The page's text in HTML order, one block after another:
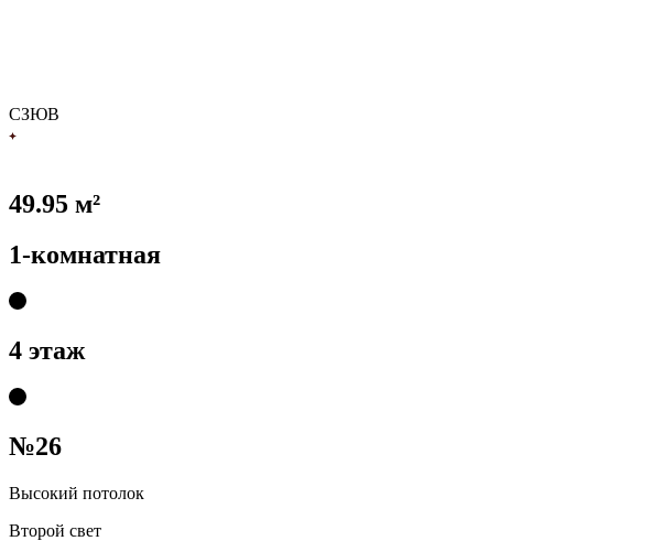
СЗЮВ
49.95 м²
1-комнатная
4 этаж
№26
Высокий потолок
Второй свет